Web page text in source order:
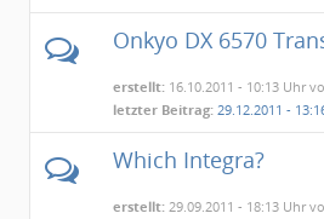
Onkyo DX 6570
erstellt: 16.10.2011 - 10:13 Uhr
letzter Beitrag: 29.12.2011 -
Which Integra?
erstellt: 29.09.2011 - 18:13 Uhr